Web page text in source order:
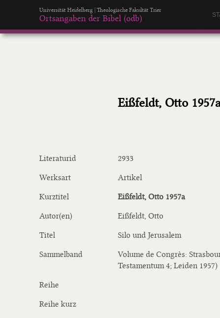
Universität Heidelberg | Theologische Fakultät Trier
Ortsangaben der Bibel (odb)
Eißfeldt, Otto
Literaturid 2933
Werksart Artikel
Kurztitel Eißfeldt, Otto 1957a
Autor(en) Eißfeldt, Otto
Titel Silo und Jerusalem
Sammelband
Volume de Congrès:
Testamentum 4; Leiden 1957)
Reihe
Reihe kurz